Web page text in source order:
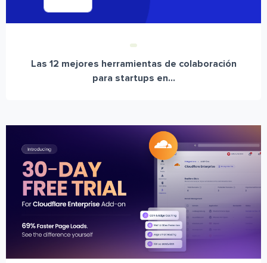
Las 12 mejores herramientas de colaboración
para startups en...